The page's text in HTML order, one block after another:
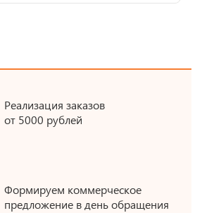
Реализация заказов
от 5000 рублей
Формируем коммерческое
предложение в день обращения